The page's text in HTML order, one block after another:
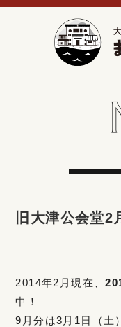
旧大津公会堂2
2014年2月現在、
中！
9月分は3月1日（土